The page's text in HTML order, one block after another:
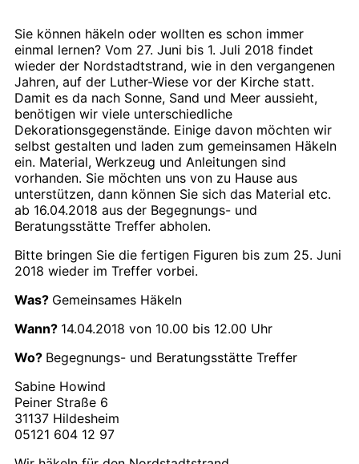
Sie können häkeln oder wollten es schon immer
einmal lernen? Vom 27. Juni bis 1. Juli 2018 findet
wieder der Nordstadtstrand, wie in den vergangenen
Jahren, auf der Luther-Wiese vor der Kirche statt.
Damit es da nach Sonne, Sand und Meer aussieht,
benötigen wir viele unterschiedliche
Dekorationsgegenstände. Einige davon möchten wir
selbst gestalten und laden zum gemeinsamen Häkeln
ein. Material, Werkzeug und Anleitungen sind
vorhanden. Sie möchten uns von zu Hause aus
unterstützen, dann können Sie sich das Material etc.
ab 16.04.2018 aus der Begegnungs- und
Beratungsstätte Treffer abholen.
Bitte bringen Sie die fertigen Figuren bis zum 25. Juni
2018 wieder im Treffer vorbei.
Was? Gemeinsames Häkeln
Wann? 14.04.2018 von 10.00 bis 12.00 Uhr
Wo? Begegnungs- und Beratungsstätte Treffer
Sabine Howind
Peiner Straße 6
31137 Hildesheim
05121 604 12 97